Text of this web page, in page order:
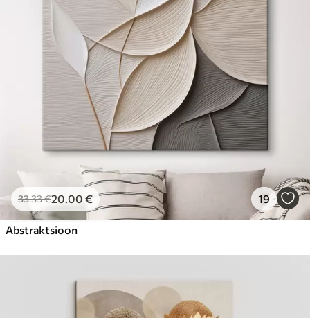
33.33€20 .00 € 19
Abstraktsioon